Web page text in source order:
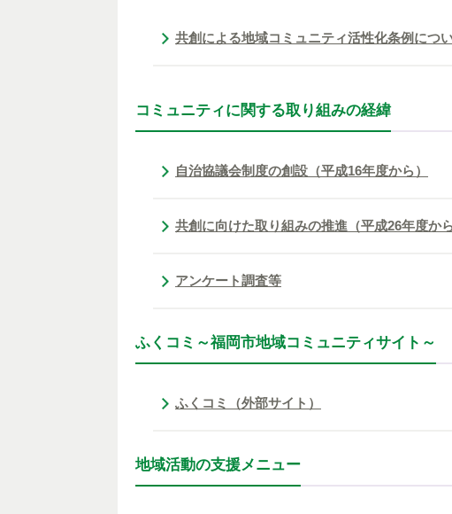
共創による地域コミュニティ活性化条例につ
コミュニティに関する取り組みの経緯
自治協議会制度の創設（平成16年度から）
共創に向けた取り組みの推進（平成26年度から
アンケート調査等
ふくコミ～福岡市地域コミュニティサイト～
ふくコミ（外部サイト）
地域活動の支援メニュー